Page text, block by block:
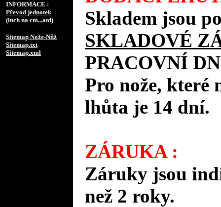
INFORMACE :
Převod jednotek
(inch na cm...atd)
Sitemap Nože-Nůž
Sitemap.txt
Sitemap.xml
Skladem jsou
SKLADOVÉ
PRACOVNÍ
Pro nože, které
lhůta je 14 dní.
ZÁRUKA :
Záruky jsou
než 2 roky.